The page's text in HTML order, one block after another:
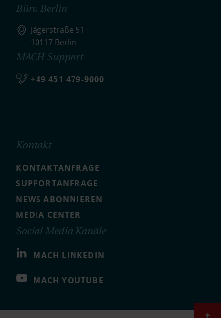
Büro Berlin
Jägerstraße 51
10117 Berlin
MACH Support
+49 451 479-9000
Kontakt
KONTAKTANFRAGE
SUPPORTANFRAGE
NEWS ABONNIEREN
MEDIA CENTER
Social Media Kanäle
MACH LINKEDIN
MACH YOUTUBE